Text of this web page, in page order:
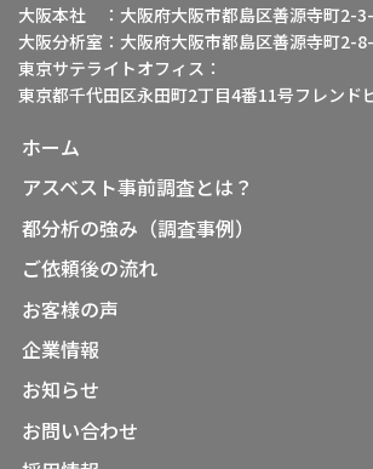
大阪本社 ：大阪府大阪市都島区善源寺町2-
大阪分析室：大阪府大阪市都島区善源寺町2-
東京サテライトオフィス：
東京都千代田区永田町2丁目4番11号フレンド
ホーム
アスベスト事前調査とは？
都分析の強み（調査事例）
ご依頼後の流れ
お客様の声
企業情報
お知らせ
お問い合わせ